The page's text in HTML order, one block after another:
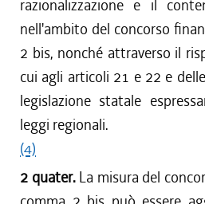
razionalizzazione e il
nell'ambito del concorso
2 bis, nonché attraverso il
cui agli articoli 21 e 22 e
legislazione statale
leggi regionali.
(4)
2 quater. La misura del